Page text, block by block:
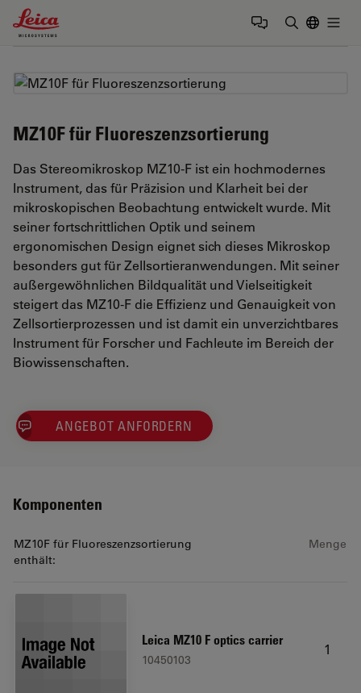
Leica Microsystems Logo
MZ10F für Fluoreszenzsortierung
Das Stereomikroskop MZ10-F ist ein hochmodernes
Instrument, das für Präzision und Klarheit bei der
mikroskopischen Beobachtung entwickelt wurde. Mit
seiner fortschrittlichen Optik und seinem
ergonomischen Design eignet sich dieses Mikroskop
besonders gut für Zellsortieranwendungen. Mit seiner
außergewöhnlichen Bildqualität und Vielseitigkeit
steigert das MZ10-F die Effizienz und Genauigkeit von
Zellsortierprozessen und ist damit ein unverzichtbares
Instrument für Forscher und Fachleute im Bereich der
Biowissenschaften.
ANGEBOT ANFORDERN
Komponenten
MZ10F für Fluoreszenzsortierung
enthält:
Menge
Leica MZ10 F optics carrier
10450103
1